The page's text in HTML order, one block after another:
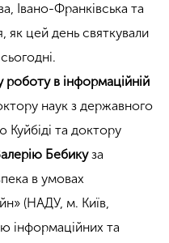
Івано-Франківська та
як цей день святкували
роботу в інформаційній
наук з державного
та доктору
Бебикуза
в умовах
(НАДУ, м. Київ,
інформаційних та